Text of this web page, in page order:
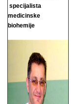
specijalista
medicinske
biohemije